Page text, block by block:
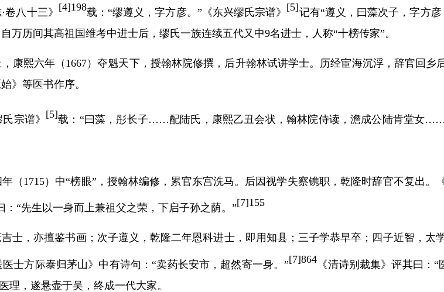
·卷八十三》 [4]198载：“缪遵义，字方彦。”《东兴缪氏宗谱》 [5]记有“遵义，曰藻次子，字方
万历间其高祖国维考中进士后，缪氏一族连续五代又中9名进士，人称“十榜传家”。
康熙六年（ 1667）夺魁天下，授翰林院修撰，后升翰林试讲学士。历经宦海沉浮，辞官回乡
》等医书作序。
宗谱》 [5]载： “曰藻，彤长子……配陆氏，康熙乙丑会状，翰林院侍读，澹成公陆肯堂女
（1 715）中“榜眼”，授翰林编修，累官东宫洗马。后因视学失察镌职，乾隆时辞官不复出。
“先生以一身而上兼祖父之荣，下启子孙之荫。”[7]155
士，亦擅鉴书画；次子遵义，乾隆二年恩科进士，即用知县；三子学恭早卒；四子近智，太
士方际泰归茅山》中有诗句：“卖药长安市，超然寄一身。”[7]864 《清诗别裁集》评其曰：“
理，遂悬壶于吴，终成一代大家。